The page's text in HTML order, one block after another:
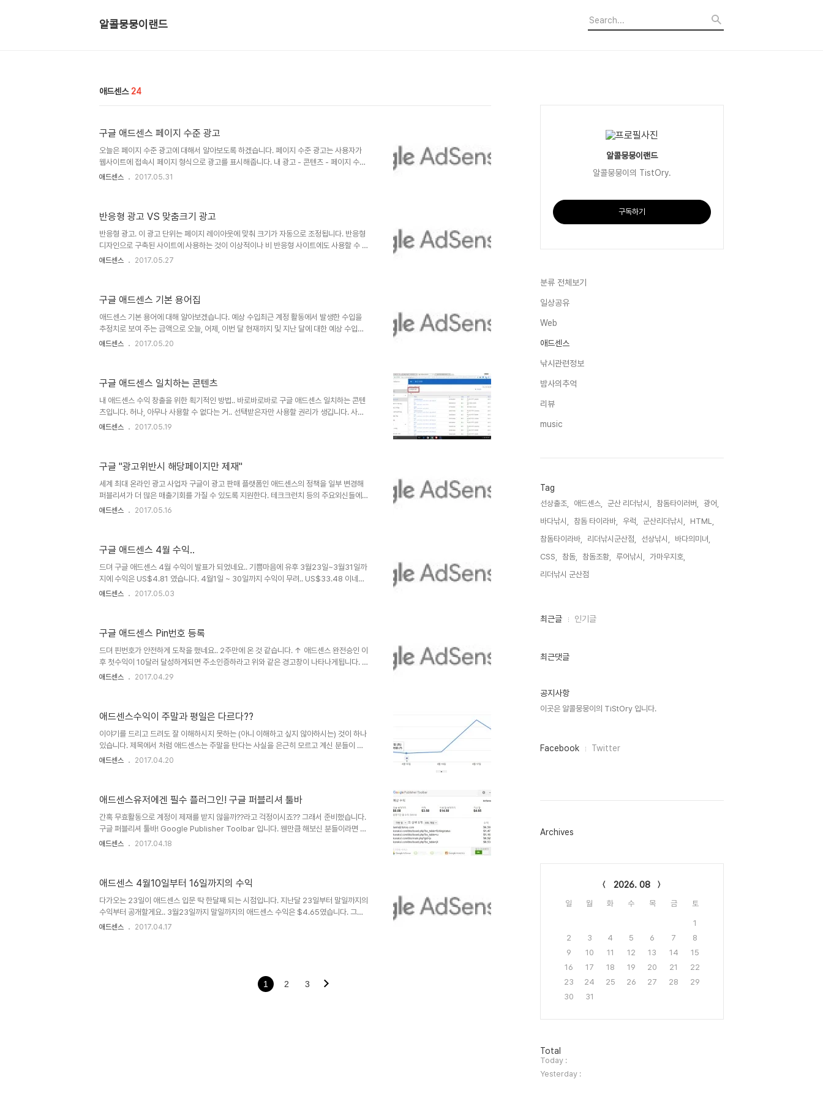
알콜뭉뭉이랜드
애드센스 24
구글 애드센스 페이지 수준 광고
오늘은 페이지 수준 광고에 대해서 알아보도록 하겠습니다. 페이지 수준 광고는 사용자가
웹사이트에 접속시 페이지 형식으로 광고를 표시해줍니다. 내 광고 - 콘텐츠 - 페이지 수준
광고를 클릭하시면 위와 같이 표시가 됩니다. 위 사진을 보시면 데스크톱 및 모바일 광고 ,
입니다.허나 단점은 빈공간에 광고가 자동으로 게재되므로, 디자인이나 레이아웃에 영향을
줄 수도 있습니다.그래서 필자는 사용하지 않고 있습니다.또한 일반 광고게재 시간보다 게
재되는..
애드센스 2017.05.31
반응형 광고 VS 맞춤크기 광고
반응형 광고. 이 광고 단위는 페이지 레이아웃에 맞춰 크기가 자동으로 조정됩니다. 반응형
디자인으로 구축된 사이트에 사용하는 것이 이상적이나 비 반응형 사이트에도 사용할 수 있
습니다. 반응형 광고 단위를 이용하면 반응형 디자인 웹페이지로 다양한 기기를 지원할 수
이로 인해 수입에 부정적인 영향이 미칠 수 있습니다. 반응형 디자인을 사용하는 사이트라
면 반응형 광고 단위를 사용하는 것이 좋습니다. 장점. 직접적인 맞춤크기 설정으로 웹사이
트 디자인에..
애드센스 2017.05.27
구글 애드센스 기본 용어집
애드센스 기본 용어에 대해 알아보겠습니다. 예상 수입최근 계정 활동에서 발생한 수입을
추정치로 보여 주는 금액으로 오늘, 어제, 이번 달 현재까지 및 지난 달에 대한 예상 수입을
볼 수 있습니다. 이는 말 그대로 예상 수입일 뿐이며, 최종으로 지급되는 금액은 여러 요인
라 게재되는 광고 개수도 달라지는데, 예를 들어 수직 배너가 사이트에 게재되면 그때마다
보고서에 광고 노출 2회로 기록됩니다. 또한 광고 단위에 게재되는 광고의 개수는 광고 단..
애드센스 2017.05.20
구글 애드센스 일치하는 콘텐츠
내 애드센스 수익 창출을 위한 획기적인 방법.. 바로바로바로 구글 애드센스 일치하는 콘텐
츠입니다. 허나, 아무나 사용할 수 없다는 거.. 선택받은자만 사용할 권리가 생깁니다. 사용
가능하다면 새광고 단위에 표기가 될 것이며, 그렇지 못할 경우에는.. 사용하실 수가 없다는
광고 만들기. 두번째는 그중에서 선택받은자만이 사용할 수 있는 일치하는 컨텐츠 만들기
입니다. 소수정예로 인정을 받으셨다면 위와 같이 뜨겠죠?? 그럼 일치하는 컨텐츠 만들기
클릭..
애드센스 2017.05.19
구글 "광고위반시 해당페이지만 제재"
세계 최대 온라인 광고 사업자 구글이 광고 판매 플랫폼인 애드센스의 정책을 일부 변경해
퍼블리셔가 더 많은 매출기회를 가질 수 있도록 지원한다. 테크크런치 등의 주요외신들에
따르면 구글은 광고정책 위반시 처벌대상과 삭제방법을 새롭게 변경했다고 발표했다. 그동
에 수정할 수 있도록 한다. 구글의 이번 광고정책 변경으로 퍼블리셔들의 광고매출이 늘어
날 전망이다. 구글은 이제까지 광고정책을 위반할 경우 웹사이트내에 모든 페이지의 광고를
제거했기 때문이다. 물론..
애드센스 2017.05.16
구글 애드센스 4월 수익..
드뎌 구글 애드센스 4월 수익이 발표가 되었네요.. 기쁨마음에 유후 3월23일~3월31일까
지에 수익은 US$4.81 였습니다. 4월1일 ~ 30일까지 수익이 무려.. US$33.48 이네요..
초보치곤 많은건가요?? 무효 트래픽도 -US$1.79네요 ㅠㅠ 즉 무효 클릭이라는 소리지요
애드센스 2017.05.03
구글 애드센스 Pin번호 등록
드뎌 핀번호가 안전하게 도착을 했네요.. 2주만에 온 것 같습니다. ↑ 애드센스 완전승인 이
후 첫수익이 10달러 달성하게되면 주소인증하라고 위와 같은 경고창이 나타나게됩니다. 지
급이 보류 되는 것 뿐이지, 수익이 발생하게되면 계속 누적됩니다. 첫수익이 10달러가 되게
측에 PIN번호 5자리가 딱 적혀있습니다. 그럼 등록을 해볼까요?? 설정=>계정정보=>주소
인증을 누르시면 위와 같이 뜨는데요.. 저기 빨간 동그라미안에 PIN번호 5자리를 넣고
PIN..
애드센스 2017.04.29
애드센스수익이 주말과 평일은 다르다??
이야기를 드리고 드려도 잘 이해하시지 못하는 (아니 이해하고 싶지 않아하시는) 것이 하나
있습니다. 제목에서 처럼 애드센스는 주말을 탄다는 사실을 은근히 모르고 계신 분들이 많
습니다. 저는 그냥 편하게 말할때 "주말탄다고" 말하고 있는데요. 조금 더 정확하게는 애드
로 토요일과 일요일에 수익이 평일보다 많이 증가했던 날도 있었습니다. 기본적으로 애드센
스 수익은 페이지뷰가 나와주어야 발생하는데 야외활동이 많아지는 주말에는 검색 결과상
높은 수익을..
애드센스 2017.04.20
애드센스유저에겐 필수 플러그인! 구글 퍼블리셔 툴바
간혹 무효활동으로 계정이 제재를 받지 않을까??라고 걱정이시죠?? 그래서 준비했습니다.
구글 퍼블리셔 툴바! Google Publisher Toolbar 입니다. 웬만큼 해보신 분들이라면 한
번쯤을 보셨을 플러그인인데요. 구글 크롬 웹스토어에서 설치하실 수 있습니다.
점! 수익 상위 5개 채널등에 대한 내용도 보실 수 있고요. 결정적 포인트는 내 광고에 대한
내 스스로의 부정클릭도 일부분 예방할 수 있습니다. 제 광..
애드센스 2017.04.18
애드센스 4월10일부터 16일까지의 수익
다가오는 23일이 애드센스 입문 딱 한달째 되는 시점입니다. 지난달 23일부터 말일까지의
수익부터 공개할게요.. 3월23일까지 말일까지의 애드센스 수익은 $4.65였습니다. 그리
고 다음은 4월10일부터 16일까지의 수익입니다. 총 클릭수 68회이며 일 평균당 하루 9회
큰 걸로 확인되었습니다. 다른달에 수익도 벌써부터 기대가 됩니다. 이번주 23일이..
애드센스 2017.04.17
1 2 3
알콜뭉뭉이랜드
알콜뭉뭉이의 TistOry.
구독하기
분류 전체보기
일상공유
Web
애드센스
낚시관련정보
밤사의추억
리뷰
music
Tag
선상출조, 애드센스, 군산 리더낚시, 참돔타이러버,
광어,
바다낚시,
참돔 타이라바, 우럭, 군산리더낚시,
HTML,
참돔타이라바,
리더낚시군산점, 선상낚시,
바다의미녀,
CSS,
참돔, 참돔조황, 루어낚시,
가마우지호,
리더낚시 군산점,
최
인
최근글 인기글
최근댓글
공지사항
이곳은 알콜뭉뭉이의 TiStOry 입니다.
페
그
Facebook Twitter
Archives
2026. 08
일 월 화 수 목 금 토
1
2
3 4 5 6 7
8
9
10 11 12 13 14
15
16
17 18 19 20 21
22
23
24 25 26 27 28
29
30
31
방
문
자
수
Total
Today :
Yesterday :